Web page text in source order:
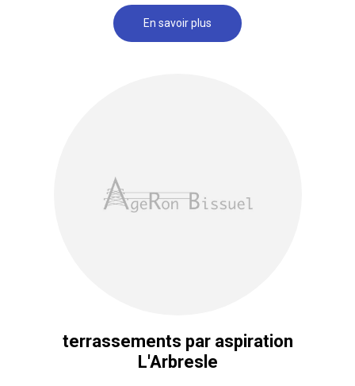
En savoir plus
terrassements par aspiration
L'Arbresle